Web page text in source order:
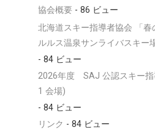
協会概要 - 86 ビュー
北海道スキー指導者協会 「春
ルルス温泉サンライバスキー
- 84 ビュー
2026年度 SAJ 公認スキー指
1 会場)
- 84 ビュー
リンク - 84 ビュー